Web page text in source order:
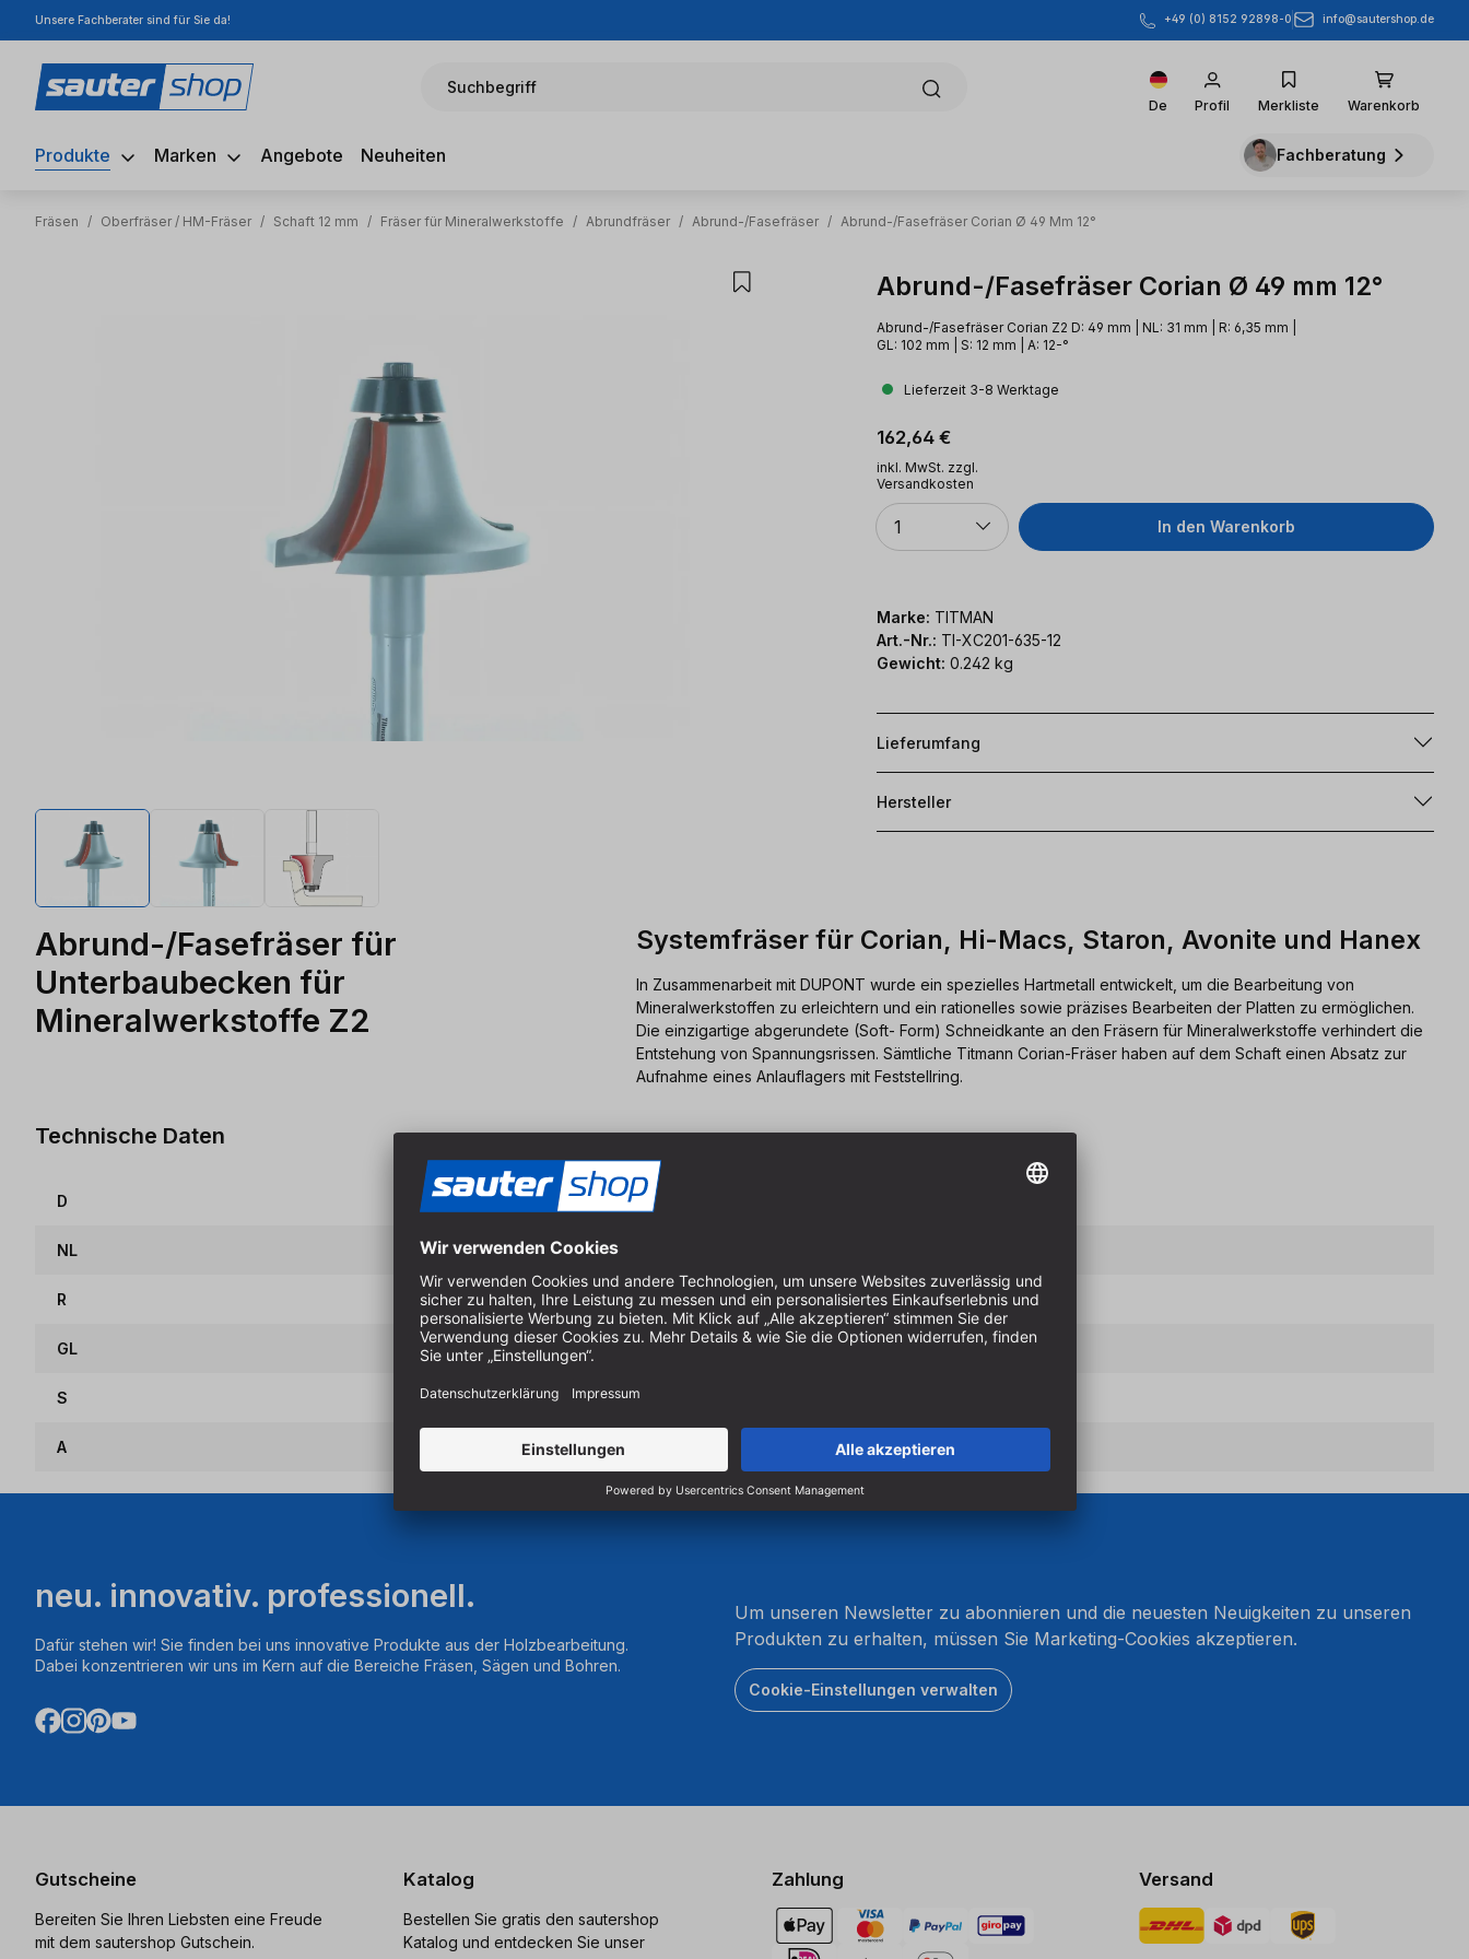
Hauptinhalt springen
Zur Suche springen
Zur Hauptnavigation springen
Unsere Fachberater sind für Sie da! +49 (0) 8152 92898-0 info@sautershop.de
Suchbegriff
De Profil Merkliste Warenkorb
Produkte Marken Angebote Neuheiten Fachberatung
Fräsen / Oberfräser / HM-Fräser / Schaft 12 mm / Fräser für Mineralwerkstoffe / Abrundfräser / Abrund-/Fasefräser / Abrund-/Fasefräser Corian Ø 49 Mm 12°
Abrund-/Fasefräser Corian Ø 49 mm 12°
Abrund-/Fasefräser Corian Z2 D: 49 mm | NL: 31 mm | R: 6,35 mm |
GL: 102 mm | S: 12 mm | A: 12-°
Lieferzeit 3-8 Werktage
Regulärer Preis:
162,64 €
inkl. MwSt. zzgl.
Versandkosten
Anzahl
1 In den Warenkorb
Marke: TITMAN
Art.-Nr.: TI-XC201-635-12
Gewicht: 0.242 kg
Lieferumfang
Hersteller
Abrund-/Fasefräser für
Unterbaubecken für
Mineralwerkstoffe Z2
Systemfräser für Corian, Hi-Macs, Staron, Avonite und Hanex
In Zusammenarbeit mit DUPONT wurde ein spezielles Hartmetall entwickelt, um die Bearbeitung von
Mineralwerkstoffen zu erleichtern und ein rationelles sowie präzises Bearbeiten der Platten zu ermöglichen.
Die einzigartige abgerundete (Soft- Form) Schneidkante an den Fräsern für Mineralwerkstoffe verhindert die
Entstehung von Spannungsrissen. Sämtliche Titmann Corian-Fräser haben auf dem Schaft einen Absatz zur
Aufnahme eines Anlauflagers mit Feststellring.
Technische Daten
D 49 mm
NL 31 mm
R 6,35 mm
GL 102 mm
S 12 mm
A 12°
neu. innovativ. professionell.
Dafür stehen wir! Sie finden bei uns innovative Produkte aus der Holzbearbeitung.
Dabei konzentrieren wir uns im Kern auf die Bereiche Fräsen, Sägen und Bohren.
Um unseren Newsletter zu abonnieren und die neuesten Neuigkeiten zu unseren
Produkten zu erhalten, müssen Sie Marketing-Cookies akzeptieren.
Cookie-Einstellungen verwalten
Gutscheine
Bereiten Sie Ihren Liebsten eine Freude
mit dem sautershop Gutschein.
Katalog
Bestellen Sie gratis den sautershop
Katalog und entdecken Sie unser
Zahlung Versand